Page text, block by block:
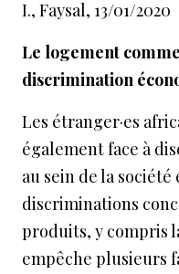
I., Faysal, 13/01/2020
Le logement
discrimination
Les étranger·es
également face à
au sein de la
discriminations
produits, y compris
empêche plusieurs